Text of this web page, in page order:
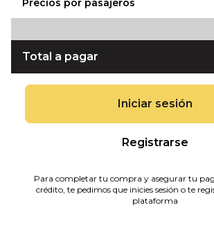
Precios por pasajeros
Total a pagar
Iniciar sesión
Registrarse
Para completar tu compra y asegurar tu
crédito, te pedimos que inicies sesión o te
plataforma